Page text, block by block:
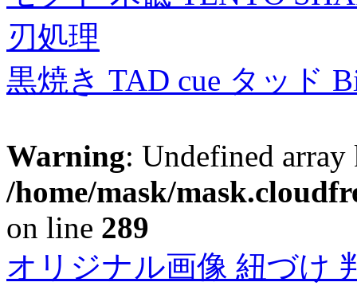
刃処理
黒焼き TAD cue タッド
Warning: Undefined
/home/mask/
on line 289
オリジナル画像 紐づけ